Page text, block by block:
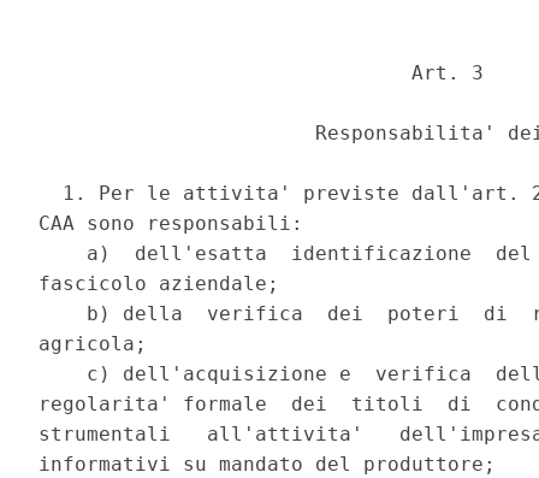
                               Art. 3
Responsabilita'
1. Per le attivita' previste dall'art.
CAA sono responsabili:
a)  dell'esatta  identificazione
fascicolo aziendale;
b) della  verifica  dei  poteri  di
agricola;
c) dell'acquisizione e  verifica
regolarita' formale  dei  titoli  di
strumentali   all'attivita'
informativi su mandato del produttore;